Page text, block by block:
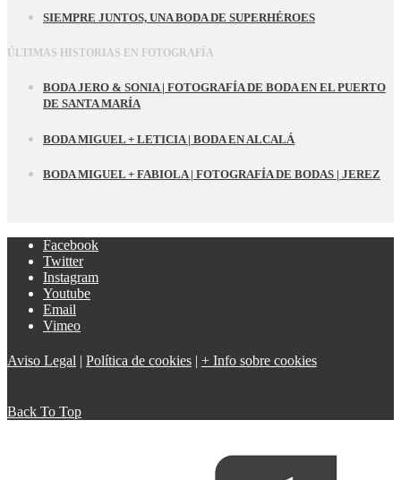
SIEMPRE JUNTOS, UNA BODA DE SUPERHÉROES
ÚLTIMAS HISTORIAS EN FOTOGRAFÍA
BODA JERO & SONIA | FOTOGRAFÍA DE BODA EN EL PUERTO
DE SANTA MARÍA
BODA MIGUEL + LETICIA | BODA EN ALCALÁ
BODA MIGUEL + FABIOLA | FOTOGRAFÍA DE BODAS | JEREZ
Facebook
Twitter
Instagram
Youtube
Email
Vimeo
Aviso Legal | Política de cookies | + Info sobre cookies
Back To Top